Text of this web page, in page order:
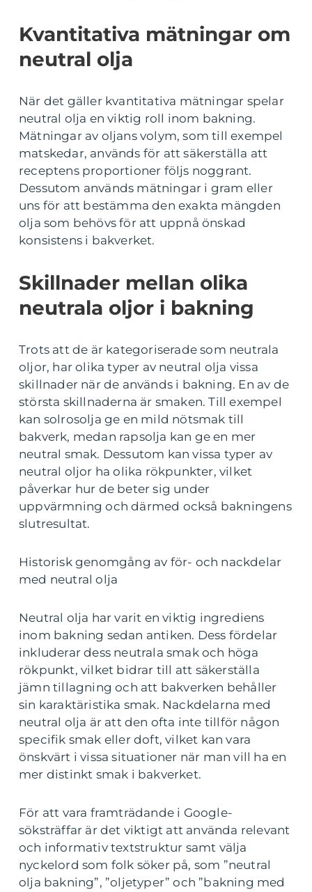
Kvantitativa mätningar om
neutral olja
När det gäller kvantitativa mätningar spelar
neutral olja en viktig roll inom bakning.
Mätningar av oljans volym, som till exempel
matskedar, används för att säkerställa att
receptens proportioner följs noggrant.
Dessutom används mätningar i gram eller
uns för att bestämma den exakta mängden
olja som behövs för att uppnå önskad
konsistens i bakverket.
Skillnader mellan olika
neutrala oljor i bakning
Trots att de är kategoriserade som neutrala
oljor, har olika typer av neutral olja vissa
skillnader när de används i bakning. En av de
största skillnaderna är smaken. Till exempel
kan solrosolja ge en mild nötsmak till
bakverk, medan rapsolja kan ge en mer
neutral smak. Dessutom kan vissa typer av
neutral oljor ha olika rökpunkter, vilket
påverkar hur de beter sig under
uppvärmning och därmed också bakningens
slutresultat.
Historisk genomgång av för- och nackdelar
med neutral olja
Neutral olja har varit en viktig ingrediens
inom bakning sedan antiken. Dess fördelar
inkluderar dess neutrala smak och höga
rökpunkt, vilket bidrar till att säkerställa
jämn tillagning och att bakverken behåller
sin karaktäristika smak. Nackdelarna med
neutral olja är att den ofta inte tillför någon
specifik smak eller doft, vilket kan vara
önskvärt i vissa situationer när man vill ha en
mer distinkt smak i bakverket.
För att vara framträdande i Google-
söksträffar är det viktigt att använda relevant
och informativ textstruktur samt välja
nyckelord som folk söker på, som ”neutral
olja bakning”, ”oljetyper” och ”bakning med